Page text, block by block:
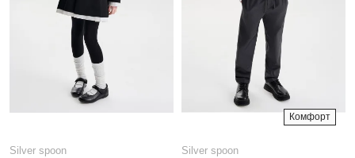
Silver spoon
Комфорт
Silver spoon